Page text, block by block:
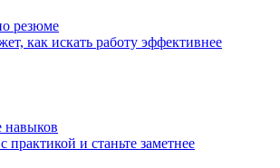
резюме
как искать работу эффективнее
навыков
практикой и станьте заметнее